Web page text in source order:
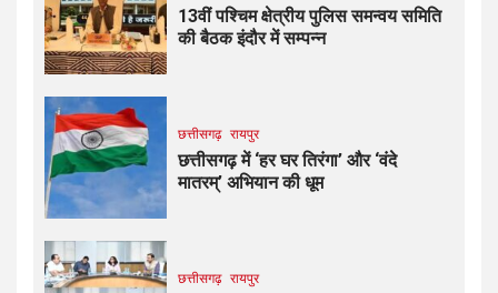
13वीं पश्चिम क्षेत्रीय पुलिस समन्वय समिति
की बैठक इंदौर में सम्पन्न
छत्तीसगढ़ रायपुर
छत्तीसगढ़ में ‘हर घर तिरंगा’ और ‘वंदे
मातरम्’ अभियान की धूम
छत्तीसगढ़ रायपुर